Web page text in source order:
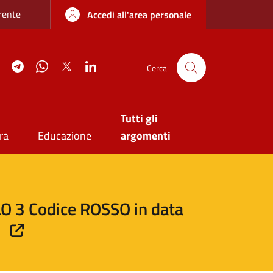
sottileAccedi all'area personale
YouTubeTelegramWhatsApp
Twitter Cerca
Educazione
Tutti gli
argomenti
Codice ROSSO in data